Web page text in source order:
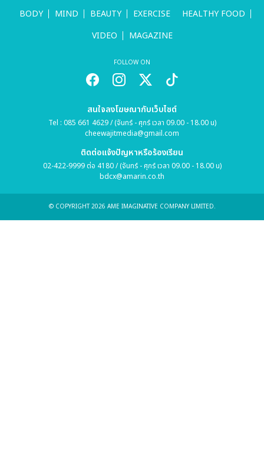
BODY MIND BEAUTY EXERCISE
HEALTHY FOOD
VIDEO
MAGAZINE
FOLLOW ON
สนใจลงโฆษณากับเว็บไซต์
Tel : 085 661 4629 / (จันทร์ - ศุกร์ เวลา 09.00 - 18.00 น)
cheewajitmedia@gmail.com
ติดต่อแจ้งปัญหาหรือร้องเรียน
02-422-9999 ต่อ 4180 / (จันทร์ - ศุกร์ เวลา 09.00 - 18.00 น)
bdcx@amarin.co.th
© COPYRIGHT 2026 AME IMAGINATIVE COMPANY LIMITED.